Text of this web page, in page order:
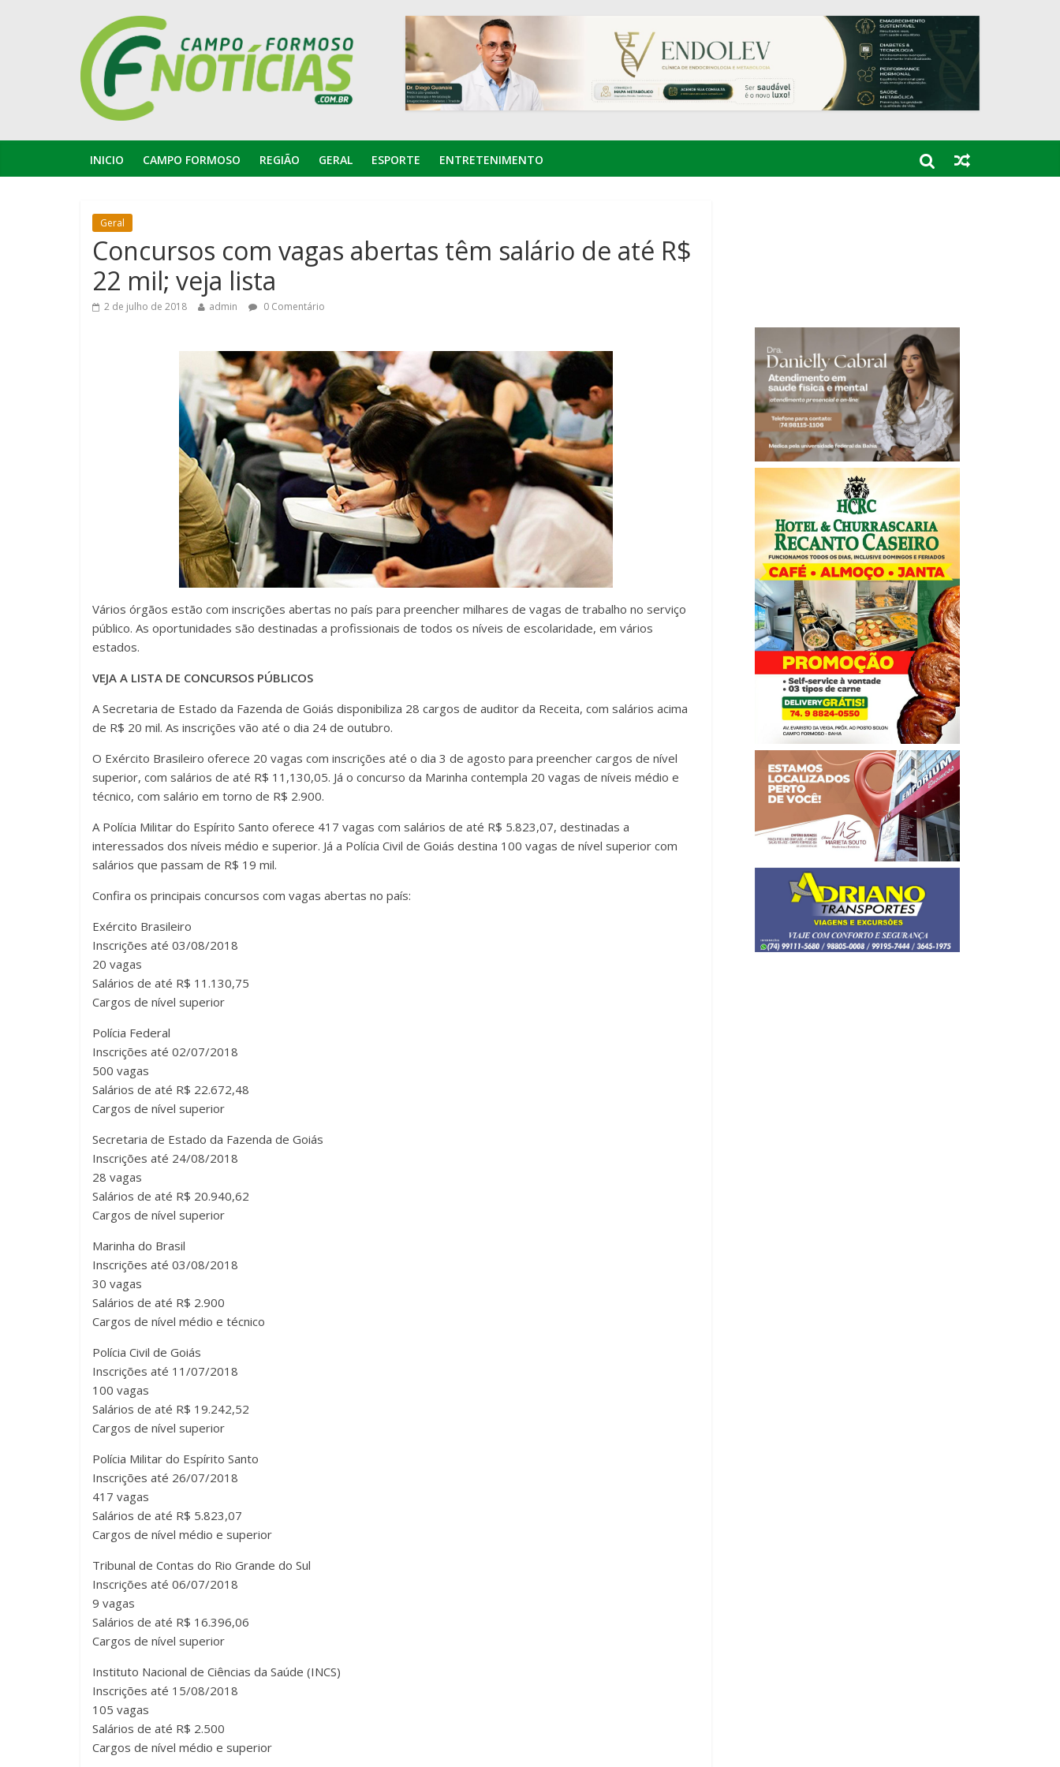
INICIO CAMPO FORMOSO REGIÃO GERAL ESPORTE ENTRETENIMENTO
Geral
Concursos com vagas abertas têm salário de até R$
22 mil; veja lista
2 de julho de 2018 admin 0 Comentário
Vários órgãos estão com inscrições abertas no país para preencher milhares de vagas de trabalho no serviço
público. As oportunidades são destinadas a profissionais de todos os níveis de escolaridade, em vários
estados.
VEJA A LISTA DE CONCURSOS PÚBLICOS
A Secretaria de Estado da Fazenda de Goiás disponibiliza 28 cargos de auditor da Receita, com salários acima
de R$ 20 mil. As inscrições vão até o dia 24 de outubro.
O Exército Brasileiro oferece 20 vagas com inscrições até o dia 3 de agosto para preencher cargos de nível
superior, com salários de até R$ 11,130,05. Já o concurso da Marinha contempla 20 vagas de níveis médio e
técnico, com salário em torno de R$ 2.900.
A Polícia Militar do Espírito Santo oferece 417 vagas com salários de até R$ 5.823,07, destinadas a
interessados dos níveis médio e superior. Já a Polícia Civil de Goiás destina 100 vagas de nível superior com
salários que passam de R$ 19 mil.
Confira os principais concursos com vagas abertas no país:
Exército Brasileiro
Inscrições até 03/08/2018
20 vagas
Salários de até R$ 11.130,75
Cargos de nível superior
Polícia Federal
Inscrições até 02/07/2018
500 vagas
Salários de até R$ 22.672,48
Cargos de nível superior
Secretaria de Estado da Fazenda de Goiás
Inscrições até 24/08/2018
28 vagas
Salários de até R$ 20.940,62
Cargos de nível superior
Marinha do Brasil
Inscrições até 03/08/2018
30 vagas
Salários de até R$ 2.900
Cargos de nível médio e técnico
Polícia Civil de Goiás
Inscrições até 11/07/2018
100 vagas
Salários de até R$ 19.242,52
Cargos de nível superior
Polícia Militar do Espírito Santo
Inscrições até 26/07/2018
417 vagas
Salários de até R$ 5.823,07
Cargos de nível médio e superior
Tribunal de Contas do Rio Grande do Sul
Inscrições até 06/07/2018
9 vagas
Salários de até R$ 16.396,06
Cargos de nível superior
Instituto Nacional de Ciências da Saúde (INCS)
Inscrições até 15/08/2018
105 vagas
Salários de até R$ 2.500
Cargos de nível médio e superior